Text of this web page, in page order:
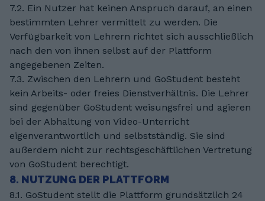
7.2. Ein Nutzer hat keinen Anspruch darauf, an einen
bestimmten Lehrer vermittelt zu werden. Die
Verfügbarkeit von Lehrern richtet sich ausschließlich
nach den von ihnen selbst auf der Plattform
angegebenen Zeiten.
7.3. Zwischen den Lehrern und GoStudent besteht
kein Arbeits- oder freies Dienstverhältnis. Die Lehrer
sind gegenüber GoStudent weisungsfrei und agieren
bei der Abhaltung von Video-Unterricht
eigenverantwortlich und selbstständig. Sie sind
außerdem nicht zur rechtsgeschäftlichen Vertretung
von GoStudent berechtigt.
8. NUTZUNG DER PLATTFORM
8.1. GoStudent stellt die Plattform grundsätzlich 24